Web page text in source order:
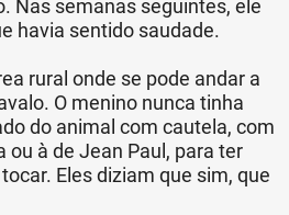
Nas semanas seguintes, ele
havia sentido saudade.
rural onde se pode andar a
O menino nunca tinha
do animal com cautela, com
ou à de Jean Paul, para ter
Eles diziam que sim, que